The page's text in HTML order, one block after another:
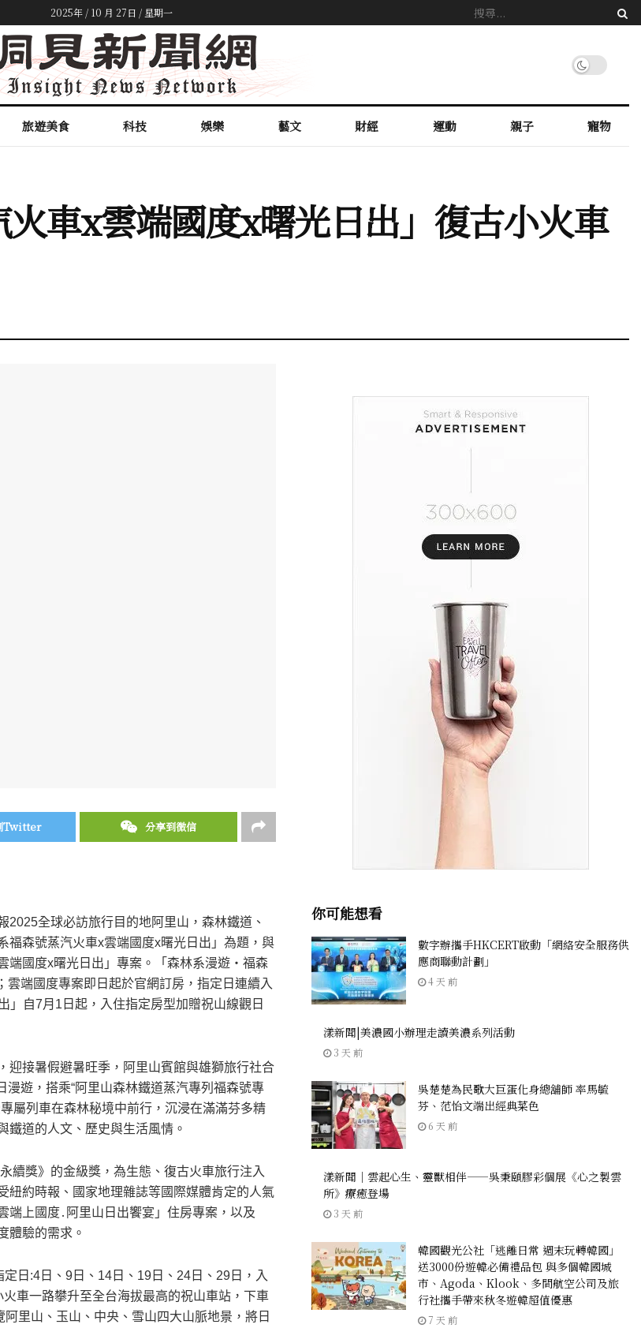
2025年 / 10 月 27日 / 星期一
旅遊美食 科技 娛樂 藝文 財經 運動 親子 寵物
車x雲端國度x曙光日出」復古小火車
Twitter 分享到微信
全球必訪旅行目的地阿里山，森林鐵道、
福森號蒸汽火車x雲端國度x曙光日出」為題，與
端國度x曙光日出」專案。「森林系漫遊‧福森
端國度專案即日起於官網訂房，指定日連續入
」自7月1日起，入住指定房型加贈祝山線觀日
迎接暑假避暑旺季，阿里山賓館與雄獅旅行社合
遊，搭乘“阿里山森林鐵道蒸汽專列福森號專
屬列車在森林秘境中前行，沉浸在滿滿芬多精
鐵道的人文、歷史與生活風情。
續獎》的金級獎，為生態、復古火車旅行注入
紐約時報、國家地理雜誌等國際媒體肯定的人氣
端上國度․阿里山日出饗宴」住房專案，以及
體驗的需求。
日:4日、9日、14日、19日、24日、29日，入
車一路攀升至全台海拔最高的祝山車站，下車
里山、玉山、中央、雪山四大山脈地景，將日
你可能想看
數字辦攜手HKCERT啟動「網絡安全服務供
應商聯動計劃」
4 天 前
漾新聞|美濃國小辦理走讀美濃系列活動
3 天 前
吳楚楚為民歌大巨蛋化身總舖師 率馬毓
芬、范怡文端出經典菜色
6 天 前
漾新聞｜雲起心生、靈獸相伴——吳秉頤膠彩個展《心之製雲
所》療癒登場
3 天 前
韓國觀光公社「逃離日常 週末玩轉韓國」
送3000份遊韓必備禮品包 與多個韓國城
市、Agoda、Klook、多間航空公司及旅
行社攜手帶來秋冬遊韓超值優惠
7 天 前